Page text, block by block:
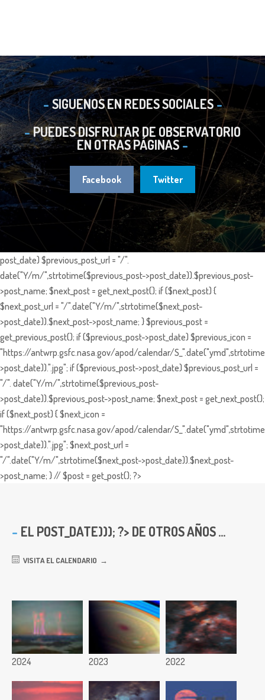
SIGUENOS EN REDES SOCIALES
PUEDES DISFRUTAR DE OBSERVATORIO
EN OTRAS PÁGINAS
Facebook Twitter
post_date) $previous_post_url = "/".
date("Y/m/",strtotime($previous_post->post_date)).$previous_post-
>post_name; $next_post = get_next_post(); if ($next_post) {
$next_post_url = "/".date("Y/m/",strtotime($next_post-
>post_date)).$next_post->post_name; } $previous_post =
get_previous_post(); if ($previous_post->post_date) $previous_icon =
"https://antwrp.gsfc.nasa.gov/apod/calendar/
>post_date)).".jpg"; if ($previous_post->post_date) $previous_post_url =
"/". date("Y/m/",strtotime($previous_post-
>post_date)).$previous_post->post_name; $next_post = get_next_post();
if ($next_post) { $next_icon =
"https://antwrp.gsfc.nasa.gov/apod/calendar/
>post_date)).".jpg"; $next_post_url =
"/".date("Y/m/",strtotime($next_post->post_date)).$next_post-
>post_name; } // $post = get_post(); ?>
EL POST_DATE))); ?> DE OTROS AÑOS ...
VISITA EL CALENDARIO
2024 2023 2022